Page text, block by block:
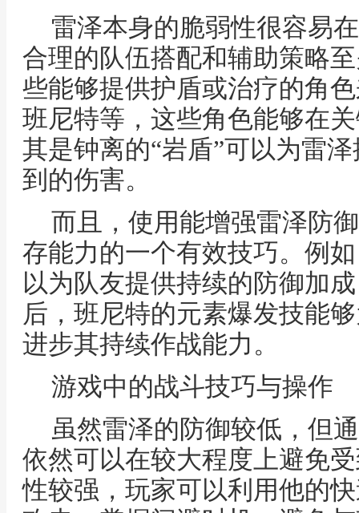
雷泽本身的脆弱性很容易
合理的队伍搭配和辅助策略
些能够提供护盾或治疗的角
班尼特等，这些角色能够在
其是钟离的“岩盾”可以为雷
到的伤害。
而且，使用能增强雷泽防
存能力的一个有效技巧。例
以为队友提供持续的防御加
后，班尼特的元素爆发技能
进步其持续作战能力。
游戏中的战斗技巧与操作
虽然雷泽的防御较低，但
依然可以在较大程度上避免
性较强，玩家可以利用他的